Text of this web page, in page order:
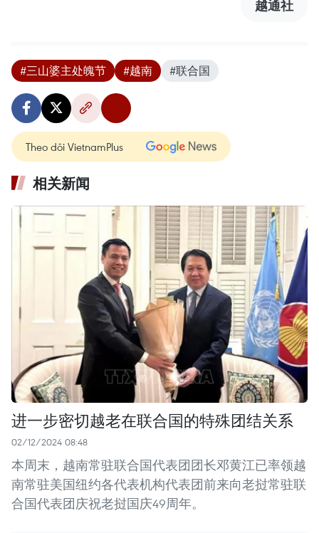
越通社
#三山婆主处魄节 #越南 #联合国
Theo dõi VietnamPlus
相关新闻
进一步密切越老在联合国的特殊团结关系
02/12/2024 08:48
本周末，越南常驻联合国代表团团长邓黄江已率领越
南常驻美国纽约各代表机构代表团前来向老挝常驻联
合国代表团庆祝老挝国庆49周年。